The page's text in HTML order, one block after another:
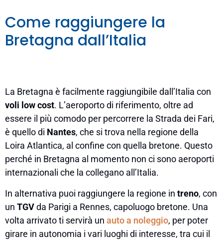
Come raggiungere la
Bretagna dall’Italia
La Bretagna è facilmente raggiungibile dall’Italia con
voli low cost. L’aeroporto di riferimento, oltre ad
essere il più comodo per percorrere la Strada dei Fari,
è quello di Nantes, che si trova nella regione della
Loira Atlantica, al confine con quella bretone. Questo
perché in Bretagna al momento non ci sono aeroporti
internazionali che la collegano all’Italia.
In alternativa puoi raggiungere la regione in treno, con
un TGVda Parigi a Rennes, capoluogo bretone. Una
volta arrivato ti servirà un auto a noleggio, per poter
girare in autonomia i vari luoghi di interesse, tra cui il